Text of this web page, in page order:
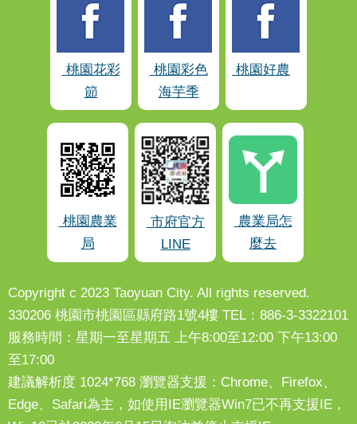
桃園花彩
節
桃園彩色
海芋季
桃園好農
桃園農業
局
市府官方
LINE
農業局怎
麼去
Copyright c 2023 Taoyuan City. All rights reserved.
330206 桃園市桃園區縣府路1號4樓 TEL：886-3-3322101
服務時間：星期一至星期五 上午8:00至12:00 下午13:00
至17:00
建議解析度 1024*768 瀏覽器支援：Chrome、Firefox、
Edge、Safari為主，如使用IE瀏覽器Win7已不再支援IE，